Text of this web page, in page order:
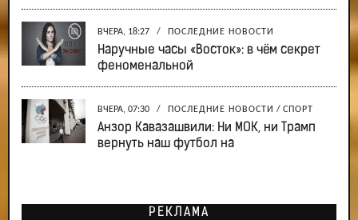
ВЧЕРА, 18:27 / ПОСЛЕДНИЕ НОВОСТИ
Наручные часы «Восток»: в чём секрет
феноменальной
ВЧЕРА, 07:30 / ПОСЛЕДНИЕ НОВОСТИ / СПОРТ
Анзор Кавазашвили: Ни МОК, ни Трамп
вернуть наш футбол на
РЕКЛАМА